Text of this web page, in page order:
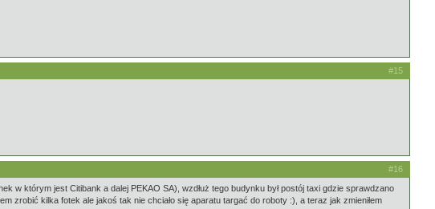
#15
#16
którym jest Citibank a dalej PEKAO SA), wzdłuż tego budynku był postój taxi gdzie sprawdzano
zrobić kilka fotek ale jakoś tak nie chciało się aparatu targać do roboty :), a teraz jak zmieniłem